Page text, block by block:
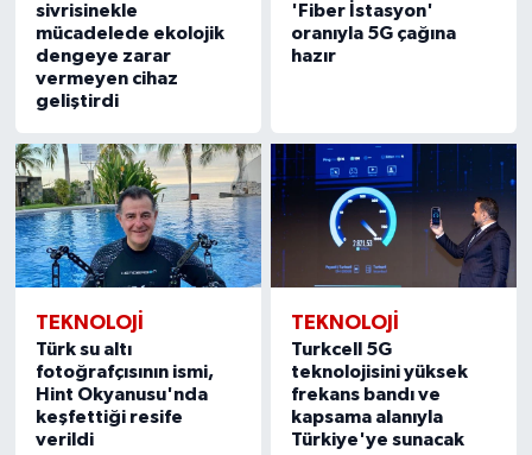
sivrisinekle
mücadelede ekolojik
dengeye zarar
vermeyen cihaz
geliştirdi
'Fiber İstasyon'
oranıyla 5G çağına
hazır
TEKNOLOJİ
Türk su altı
fotoğrafçısının ismi,
Hint Okyanusu'nda
keşfettiği resife
verildi
TEKNOLOJİ
Turkcell 5G
teknolojisini yüksek
frekans bandı ve
kapsama alanıyla
Türkiye'ye sunacak